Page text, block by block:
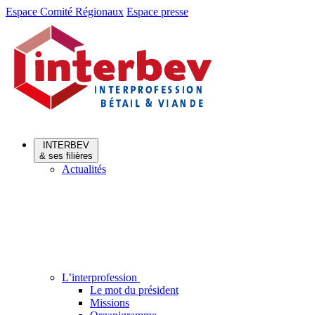
Aller
Aller
contenu
Espace Comité Régionaux Espace presse
INTERBEV
& ses filières
Actualités
L’interprofession
Le mot du président
Missions